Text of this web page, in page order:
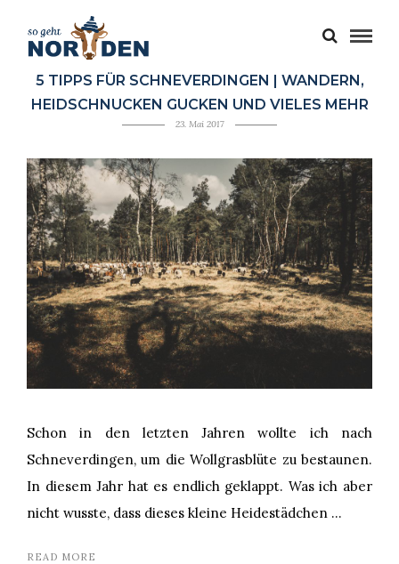
5 TIPPS FÜR SCHNEVERDINGEN | WANDERN,
HEIDSCHNUCKEN GUCKEN UND VIELES MEHR
23. Mai 2017
Schon in den letzten Jahren wollte ich nach
Schneverdingen, um die Wollgrasblüte zu bestaunen.
In diesem Jahr hat es endlich geklappt. Was ich aber
nicht wusste, dass dieses kleine Heidestädchen …
READ MORE